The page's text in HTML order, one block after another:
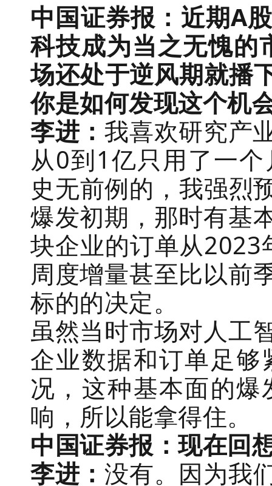
中国证券报：近期A
科技成为当之无愧的
场还处于逆风期就播
你是如何发现这个机
李进：我喜欢研究产
从0到1亿只用了一
史无前例的，我强
爆发初期，那时有基
块企业的订单从
周度增量甚至比以前
标的的决定。
虽然当时市场对人工
企业数据和订单足
况，这种基本面的
响，所以能拿得住。
中国证券报：现在回
李进：没有。因为我